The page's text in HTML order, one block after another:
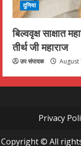
दुनिया
बिल्ववृक्ष साक्षात
तीर्थ जी महाराज
उप संपादक August
Privacy
Copyright © All